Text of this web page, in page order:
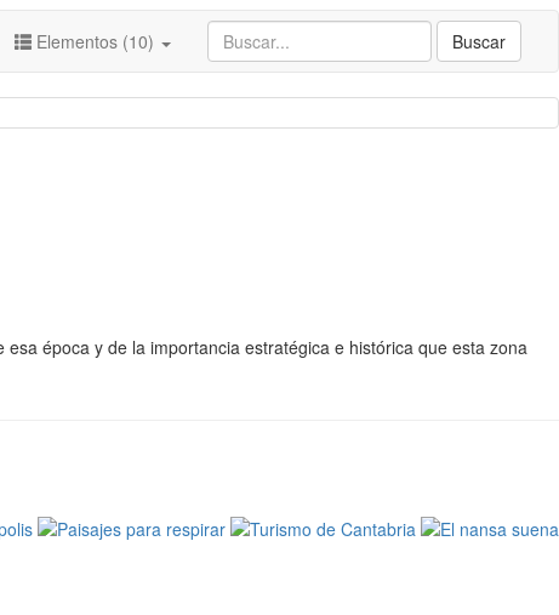
Buscar
Elementos (10)
época y de la importancia estratégica e histórica que esta zona